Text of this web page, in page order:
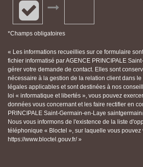
*Champs obligatoires
« Les informations recueillies sur ce formulaire
fichier informatisé par AGENCE PRINCIPALE
gérer votre demande de contact. Elles sont
nécessaire à la gestion de la relation client dans
légales applicables et sont destinées à nos
loi « informatique et libertés », vous pouvez
données vous concernant et les faire rectifier en
PRINCIPALE Saint-Germain-en-Laye
Nous vous informons de l'existence de la liste
téléphonique « Bloctel », sur laquelle vous pouvez
https://www.bloctel.gouv.fr/ »